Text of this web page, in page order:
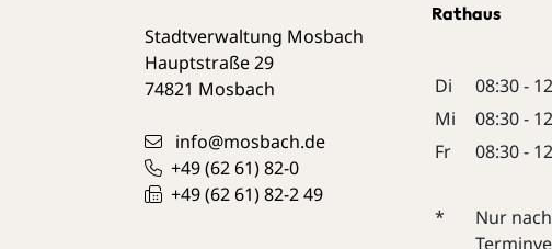
Stadtverwaltung Mosbach
Hauptstraße 29
74821 Mosbach
info@mosbach.de
+49 (6261) 82-0
+49 (6261) 82-249
Rathaus
Di
08:30 -
Mi
08:30 -
Fr
08:30 -
*
Nur nach